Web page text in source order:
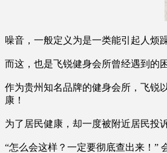
噪音，一般定义为是一类能引起人烦
而这，也是飞锐健身会所曾经遇到的困
作为贵州知名品牌的健身会所，飞锐
康！
为了居民健康，却一度被附近居民投诉
“怎么会这样？一定要彻底查出来！”